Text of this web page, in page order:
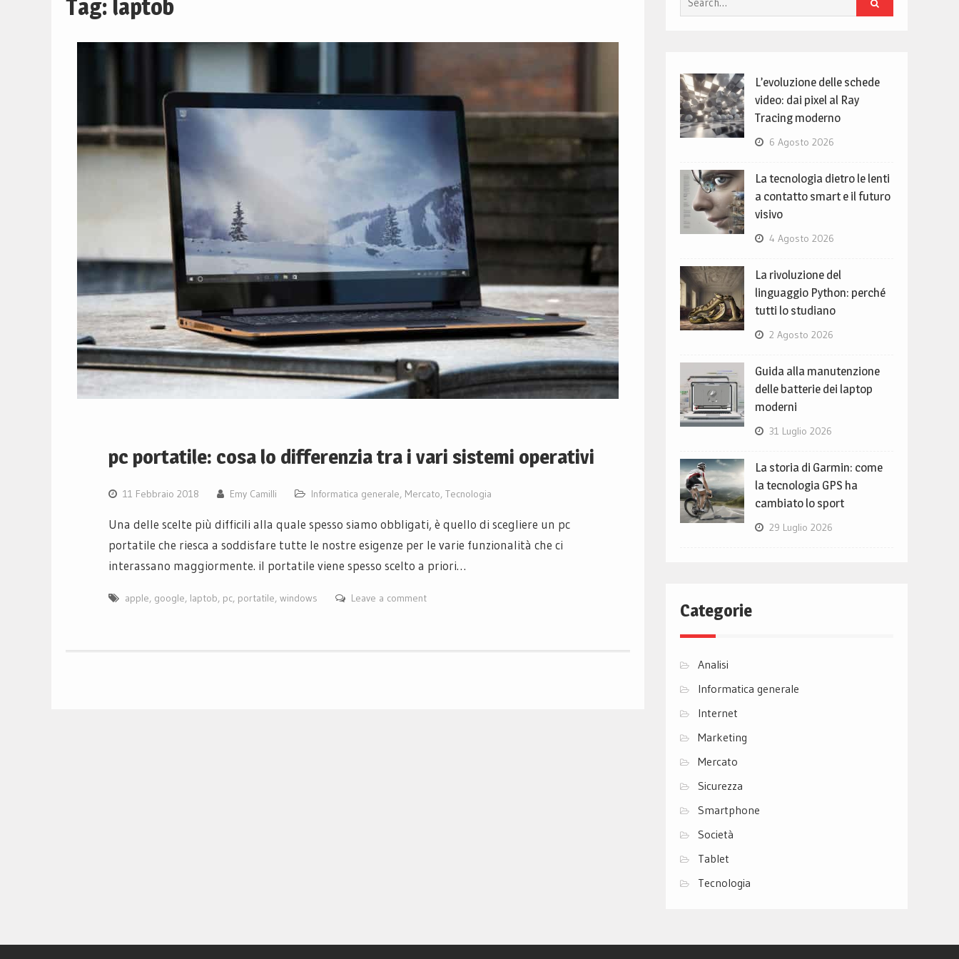
Tag: laptob
pc portatile: cosa lo differenzia tra i vari sistemi operativi
11 Febbraio 2018 Emy Camilli Informatica generale, Mercato, Tecnologia
Una delle scelte più difficili alla quale spesso siamo obbligati, è quello di scegliere un pc
portatile che riesca a soddisfare tutte le nostre esigenze per le varie funzionalità che ci
interassano maggiormente. il portatile viene spesso scelto a priori…
apple, google, laptob, pc, portatile, windows Leave a comment
for:
L’evoluzione delle schede
video: dai pixel al Ray
Tracing moderno
6 Agosto 2026
La tecnologia dietro le lenti
a contatto smart e il futuro
visivo
4 Agosto 2026
La rivoluzione del
linguaggio Python: perché
tutti lo studiano
2 Agosto 2026
Guida alla manutenzione
delle batterie dei laptop
moderni
31 Luglio 2026
La storia di Garmin: come
la tecnologia GPS ha
cambiato lo sport
29 Luglio 2026
Categorie
Analisi
Informatica generale
Internet
Marketing
Mercato
Sicurezza
Smartphone
Società
Tablet
Tecnologia